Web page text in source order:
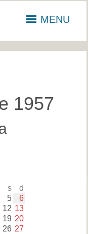
MENU
1957
s d
5 6
12 13
19 20
26 27